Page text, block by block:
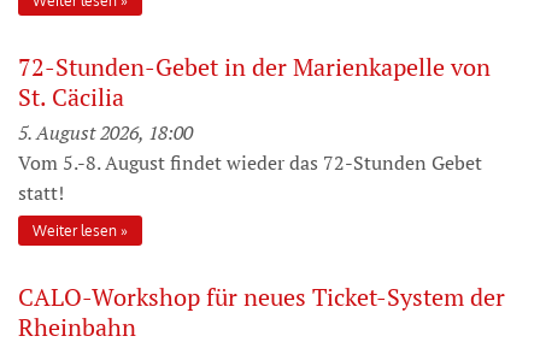
72-Stunden-Gebet in der Marienkapelle von
St. Cäcilia
5. August 2026, 18:00
Vom 5.-8. August findet wieder das 72-Stunden Gebet
statt!
Weiter lesen
CALO-Workshop für neues Ticket-System der
Rheinbahn